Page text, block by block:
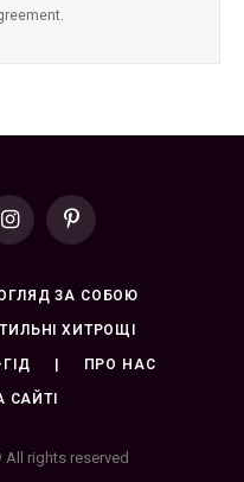
InstagramPinterest
ЗА СОБОЮ
ХИТРОЩІ
| ПРО НАС
САЙТІ
All rights reserved